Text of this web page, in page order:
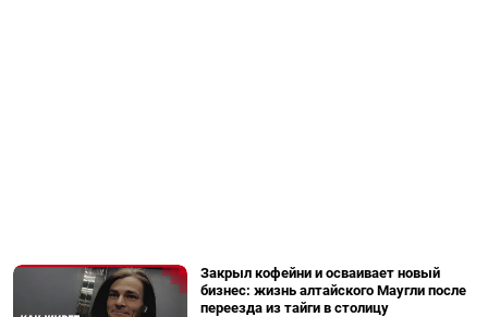
Закрыл кофейни и осваивает новый
бизнес: жизнь алтайского Маугли после
переезда из тайги в столицу